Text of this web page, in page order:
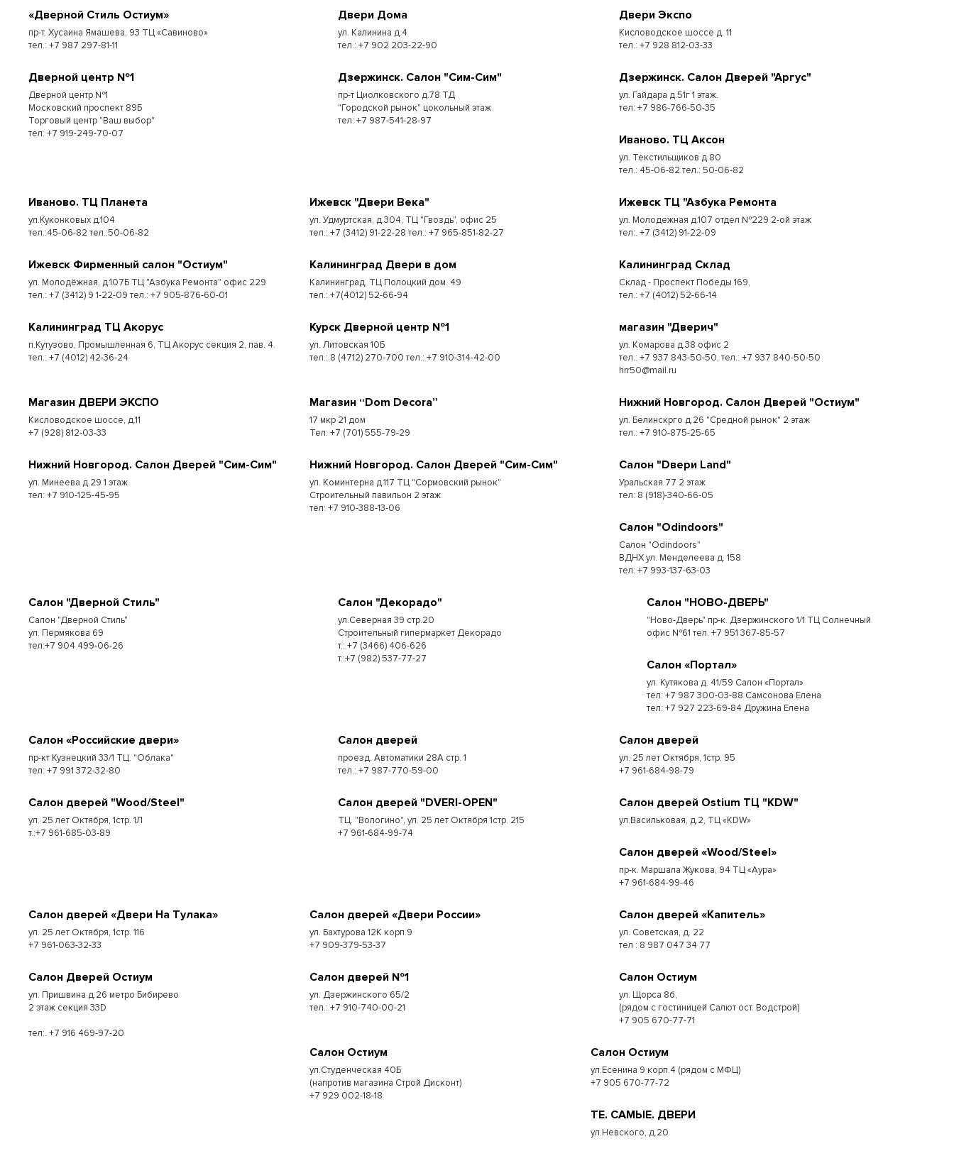
«Дверной Стиль Остиум»
пр-т. Хусаина Ямашева, 93 ТЦ «Савиново»
тел.: +7 987 297-81-11
Двери Дома
ул. Калинина д.4
тел.: +7 902 203-22-90
Двери Экспо
Кисловодское шоссе д. 11
тел.: +7 928 812-03-33
Дверной центр №1
Дверной центр №1
Московский проспект 89Б
Торговый центр "Ваш выбор"
тел: +7 919-249-70-07
Дзержинск. Салон "Сим-Сим"
пр-т Циолковского д.78 ТД
"Городской рынок" цокольный этаж
тел: +7 987-541-28-97
Дзержинск. Салон Дверей "Аргус"
ул. Гайдара д.51г 1 этаж.
тел: +7 986-766-50-35
Иваново. ТЦ Аксон
ул. Текстильщиков д.80
тел.: 45-06-82 тел.: 50-06-82
Иваново. ТЦ Планета
ул.Куконковых д.104
тел.:45-06-82 тел.:50-06-82
Ижевск "Двери Века"
ул. Удмуртская, д.304, ТЦ "Гвоздь", офис 25
тел.: +7 (3412) 91-22-28 тел.: +7 965-851-82-27
Ижевск ТЦ "Азбука Ремонта
ул. Молодежная д.107 отдел №229 2-ой этаж
тел:. +7 (3412) 91-22-09
Ижевск Фирменный салон "Остиум"
ул. Молодёжная, д.107Б ТЦ "Азбука Ремонта" офис 229
тел.: +7 (3412) 9 1-22-09 тел.: +7 905-876-60-01
Калининград Двери в дом
Калининград, ТЦ Полоцкий дом. 49
тел.: +7(4012) 52-66-94
Калининград Склад
Склад - Проспект Победы 169,
тел.:​ +7 (4012) 52-66-14
Калининград ТЦ Акорус
п.Кутузово, Промышленная 6, ТЦ Акорус секция 2, пав. 4.
тел.: +7 (4012) 42-36-24
Курск Дверной центр №1
ул. Литовская 10Б
тел.: 8 (4712) 270-700 тел.: +7 910-314-42-00
магазин "Дверич"
ул. Комарова д.38 офис 2
тел.: +7 937 843-50-50, тел.: +7 937 840-50-50
hrr50@mail.ru
Магазин ДВЕРИ ЭКСПО
Кисловодское шоссе, д.11
+7 (928) 812-03-33
Магазин “Dom Decora”
17 мкр 21 дом
Тел: +7 (701) 555-79-29
Нижний Новгород. Салон Дверей "Остиум"
ул. Белинскрго д.26 "Средной рынок" 2 этаж
тел.: +7 910-875-25-65
Нижний Новгород. Салон Дверей "Сим-Сим"
ул. Минеева д.29 1 этаж
тел: +7 910-125-45-95
Нижний Новгород. Салон Дверей "Сим-Сим"
ул. Коминтерна д.117 ТЦ "Сормовский рынок"
Строительный павильон 2 этаж
тел: +7 910-388-13-06
Салон "Dвери Land"
Уральская 77 2 этаж
тел: 8 (918)-340-66-05
Салон "Odindoors"
Салон "Odindoors"
ВДНХ ул. Менделеева д. 158
тел: +7 993-137-63-03
Салон "Дверной Стиль"
Салон "Дверной Стиль"
ул. Пермякова 69
тел:+7 904 499-06-26
Салон "Декорадо"
ул.Северная 39 стр.20
Строительный гипермаркет Декорадо
т.: +7 (3466) 406-626
т.:+7 (982) 537-77-27
Салон "НОВО-ДВЕРЬ"
"Ново-Дверь" пр-к. Дзержинского 1/1 ТЦ Солнечный
офис №61 тел. +7 951 367-85-57
Салон «Портал»
ул. Кутякова д. 41/59 Салон «Портал»
тел: +7 987 300-03-88 Самсонова Елена
тел: +7 927 223-69-84 Дружина Елена
Салон «Российские двери»
пр-кт Кузнецкий 33/1 ТЦ. "Облака"
тел: +7 991 372-32-80
Салон дверей
проезд. Автоматики 28А стр. 1
тел.: +7 987-770-59-00
Салон дверей
ул. 25 лет Октября, 1стр. 95
+7 961-684-98-79
Салон дверей "Wood/Steel"
ул. 25 лет Октября, 1стр. 1Л
т.:+7 961-685-03-89
Салон дверей "DVERI-OPEN"
ТЦ. "Вологино", ул. 25 лет Октября 1стр. 215
+7 961-684-99-74
Салон дверей Ostium ТЦ "KDW"
ул.Васильковая, д.2, ТЦ «KDW»
Салон дверей «Wood/Steel»
пр-к. Маршала Жукова, 94 ТЦ «Аура»
+7 961-684-99-46
Салон дверей «Двери На Тулака»
ул. 25 лет Октября, 1стр. 116
+7 961-063-32-33
Салон дверей «Двери России»
ул. Бахтурова 12К корп.9
+7 909-379-53-37
Салон дверей «Капитель»
ул. Советская, д. 22
тел : 8 987 047 34 77
Салон Дверей Остиум
ул. Пришвина д.26 метро Бибирево
2 этаж секция 33D
тел:. +7 916 469-97-20
Салон дверей №1
ул. Дзержинского 65/2
тел.: +7 910-740-00-21
Салон Остиум
ул. Щорса 8б,
(рядом с гостиницей Салют ост. Водстрой)
+7 905 670-77-71
Салон Остиум
ул.Студенческая 40Б
(напротив магазина Строй Дисконт)
+7 929 002-18-18
Салон Остиум
ул.Есенина 9 корп.4 (рядом с МФЦ)
+7 905 670-77-72
ТЕ. САМЫЕ. ДВЕРИ
ул.Невского, д.20